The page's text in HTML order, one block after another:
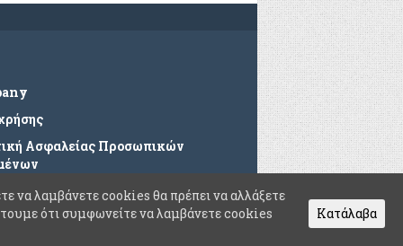
Ασφαλείας Προσωπικών
Ερωτήσεις
να λαμβάνετε cookies θα πρέπει να αλλάξετε
ότι συμφωνείτε να λαμβάνετε cookies
Κατάλαβα